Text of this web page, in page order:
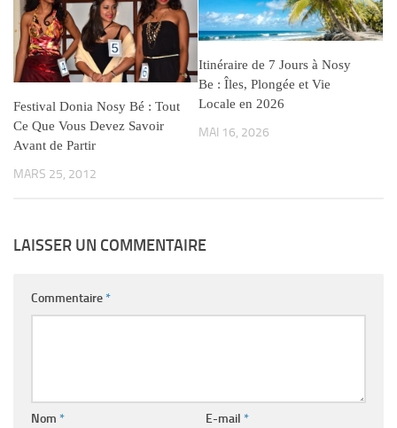
Festival Donia Nosy Bé : Tout
Ce Que Vous Devez Savoir
Avant de Partir
MARS 25, 2012
Itinéraire de 7 Jours à Nosy
Be : Îles, Plongée et Vie
Locale en 2026
MAI 16, 2026
LAISSER UN COMMENTAIRE
Commentaire*
Nom * E-mail *